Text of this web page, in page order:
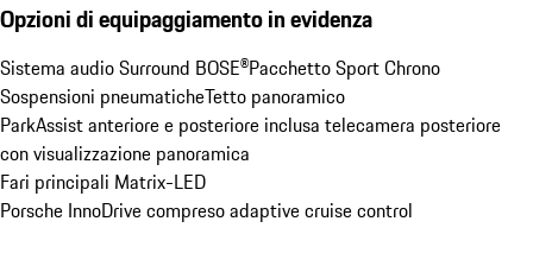
Opzioni di equipaggiamento in evidenza
Sistema audio Surround BOSE®Pacchetto Sport Chrono
Sospensioni pneumaticheTetto panoramico
ParkAssist anteriore e posteriore inclusa telecamera posteriore
con visualizzazione panoramica
Fari principali Matrix-LED
Porsche InnoDrive compreso adaptive cruise control